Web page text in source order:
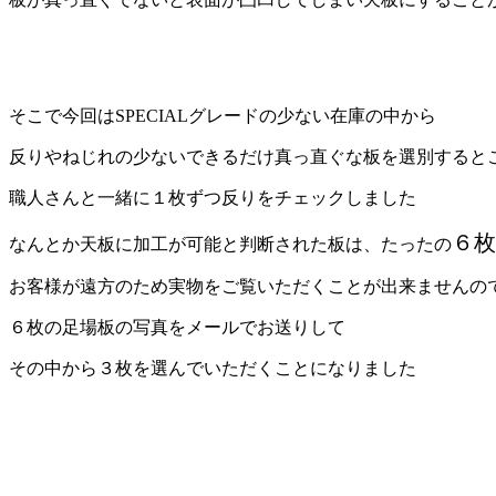
そこで今回はSPECIALグレードの少ない在庫の中から
反りやねじれの少ないできるだけ真っ直ぐな板を選別すると
職人さんと一緒に１枚ずつ反りをチェックしました
なんとか天板に加工が可能と判断された板は、たったの ６枚
お客様が遠方のため実物をご覧いただくことが出来ませんの
６枚の足場板の写真をメールでお送りして
その中から３枚を選んでいただくことになりました